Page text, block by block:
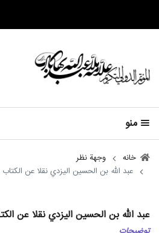
منو
خانه
وجهة نظر
عبد الله بن الحسين اليزدي نقلا عن
عبد الله بن الحسين اليزدي نقلا عن